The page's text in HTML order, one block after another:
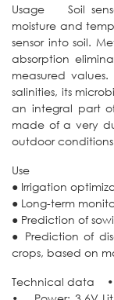
Usage Soil
moisture and
sensor into soil.
absorption
measured
salinities, its
an integral part
made of a very
outdoor
Use
● Irrigation
● Long-term
● Prediction of
● Prediction of
crops, based on
Technical data •